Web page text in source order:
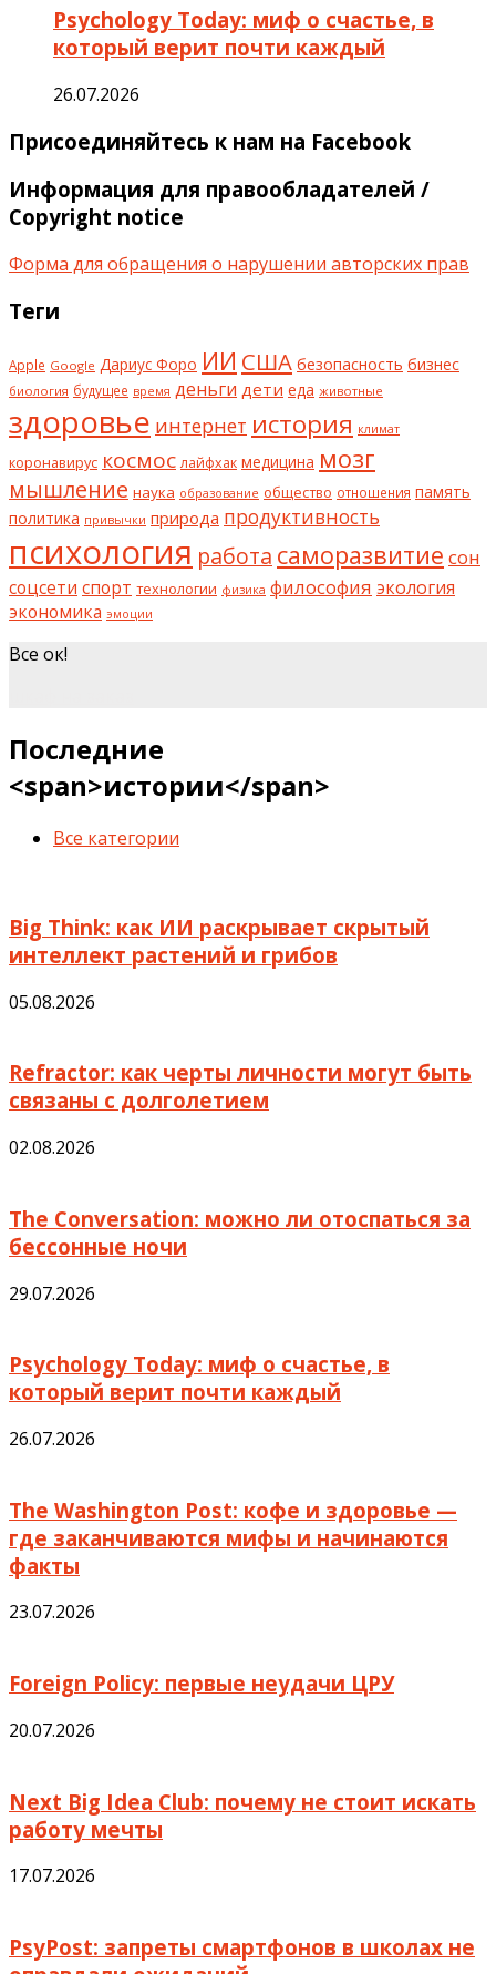
Psychology Today: миф о счастье, в
который верит почти каждый
26.07.2026
Присоединяйтесь к нам на Facebook
Информация для правообладателей /
Copyright notice
Форма для обращения о нарушении авторских прав
Теги
Apple Google Дариус Форо ИИ США безопасность бизнес
биология будущее время деньги дети еда животные
здоровье интернет история климат
коронавирус космос лайфхак медицина мозг
мышление наука образование общество отношения память
политика привычки природа продуктивность
психология работа саморазвитие сон
соцсети спорт технологии физика философия экология
экономика эмоции
Все ок!
Последние
<span>истории</span>
Все категории
Big Think: как ИИ раскрывает скрытый
интеллект растений и грибов
05.08.2026
Refractor: как черты личности могут быть
связаны с долголетием
02.08.2026
The Conversation: можно ли отоспаться за
бессонные ночи
29.07.2026
Psychology Today: миф о счастье, в
который верит почти каждый
26.07.2026
The Washington Post: кофе и здоровье —
где заканчиваются мифы и начинаются
факты
23.07.2026
Foreign Policy: первые неудачи ЦРУ
20.07.2026
Next Big Idea Club: почему не стоит искать
работу мечты
17.07.2026
PsyPost: запреты смартфонов в школах не